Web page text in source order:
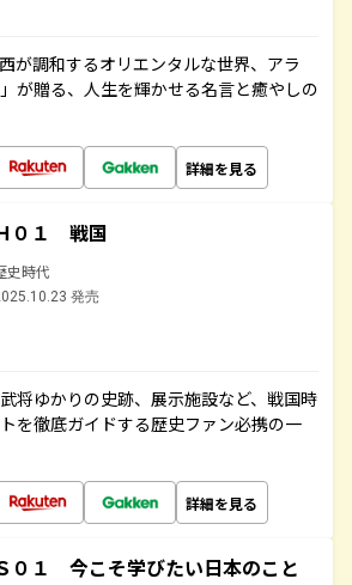
が調和するオリエンタルな世界、アラ
が贈る、人生を輝かせる名言と癒やしの
詳細を見る
０１ 戦国
史時代
発売
将ゆかりの史跡、展示施設など、戦国時
を徹底ガイドする歴史ファン必携の一
詳細を見る
０１ 今こそ学びたい日本のこと